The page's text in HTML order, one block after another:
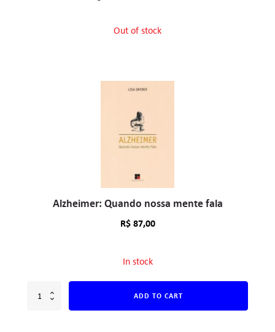
Out of stock
Alzheimer: Quando nossa mente fala
R$87,00
In stock
ADD TO CART